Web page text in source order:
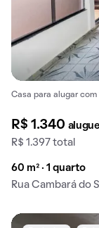
Casa para alugar com
R$ 1.340 aluguel
R$ 1.397 total
60 m² · 1 quarto
Rua Cambará do